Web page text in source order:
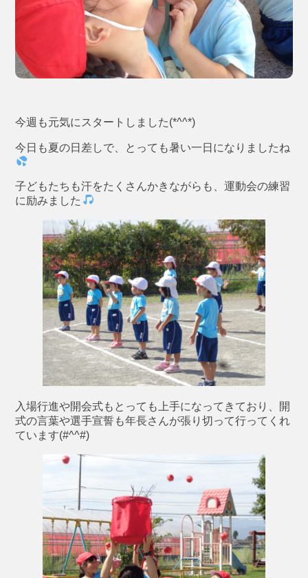
今週も元気にスタートしました(*^^*)
今日も夏の日差しで、とっても暑い一日になりましたね
子どもたちも汗をたくさんかきながらも、運動会の練習
に励みました
入場行進や開会式もとっても上手になってきており、開
式の言葉や選手宣誓も年長さんが張り切って行ってくれ
ています(#^^#)